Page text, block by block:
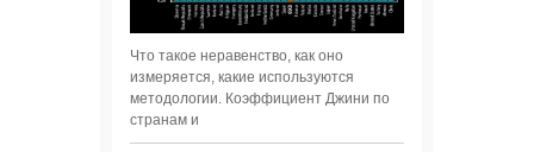
Что такое неравенство, как оно
измеряется, какие используются
методологии. Коэффициент Джини по
странам и